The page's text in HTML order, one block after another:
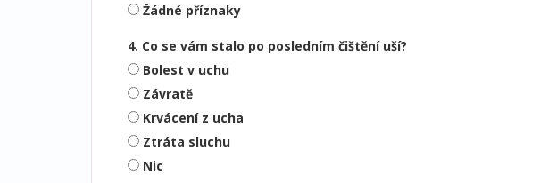
Žádné příznaky
4. Co se vám stalo po posledním čištění uší?
Bolest v uchu
Závratě
Krvácení z ucha
Ztráta sluchu
Nic